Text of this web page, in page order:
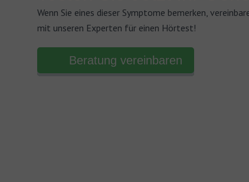
Wenn Sie eines dieser Symptome bemerken,
mit unseren Experten für einen Hörtest!
Beratung vereinbaren